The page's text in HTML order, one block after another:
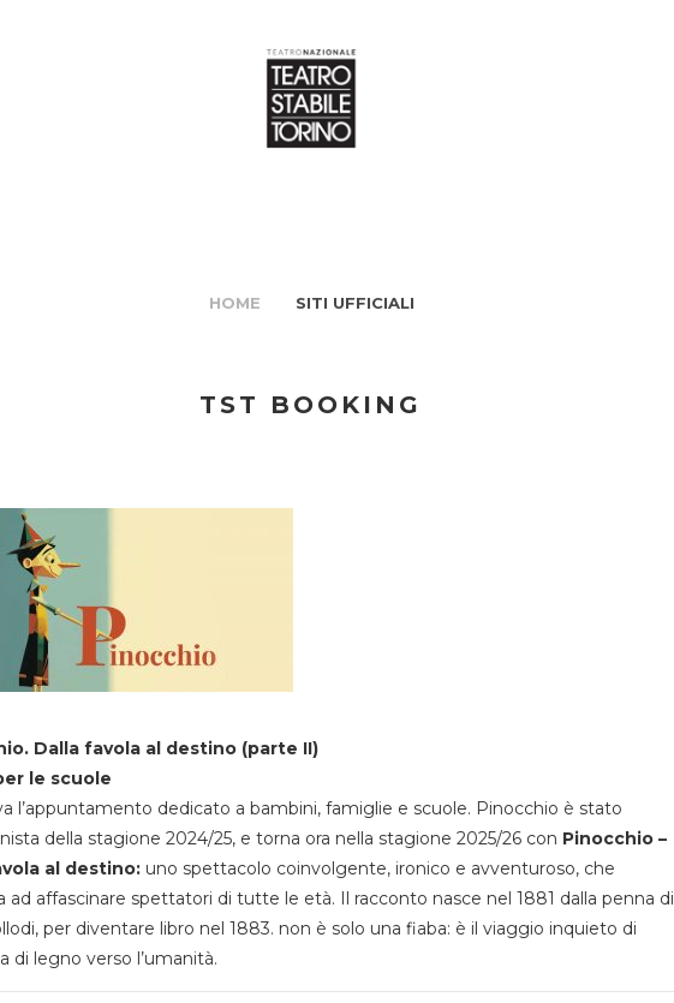
HOME SITI UFFICIALI
TST BOOKING
Dalla favola al destino (parte II)
le scuole
l’appuntamento dedicato a bambini, famiglie e scuole. Pinocchio è stato
della stagione 2024/25, e torna ora nella stagione 2025/26 con Pinocchio –
al destino:uno spettacolo coinvolgente, ironico e avventuroso, che
ad affascinare spettatori di tutte le età. Il racconto nasce nel 1881 dalla penna di
per diventare libro nel 1883. non è solo una fiaba: è il viaggio inquieto di
di legno verso l’umanità.